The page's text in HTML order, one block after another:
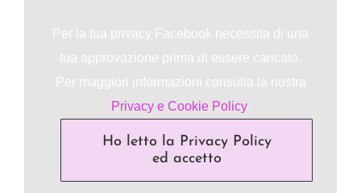
Per la tua privacy Facebook necessita di una
tua approvazione prima di essere caricato.
Per maggiori informazioni consulta la nostra
Privacy e Cookie Policy.
Ho letto la Privacy Policy
ed accetto